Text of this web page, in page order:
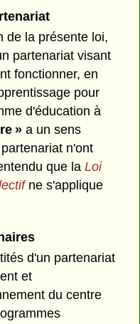
de la présente loi,
partenariat visant
fonctionner, en
pour
d'éducation à
» a un sens
n'ont
que laLoi
ne s'applique
d'un partenariat
et
du centre